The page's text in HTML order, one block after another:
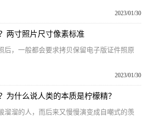
2023/01/30
两寸照片尺寸像素标准
后，一般都会要求拷贝保留电子版证件照原
2023/01/30
为什么说人类的本质是柠檬精？
溜溜的人，而后来又慢慢演变成自嘲式的羡